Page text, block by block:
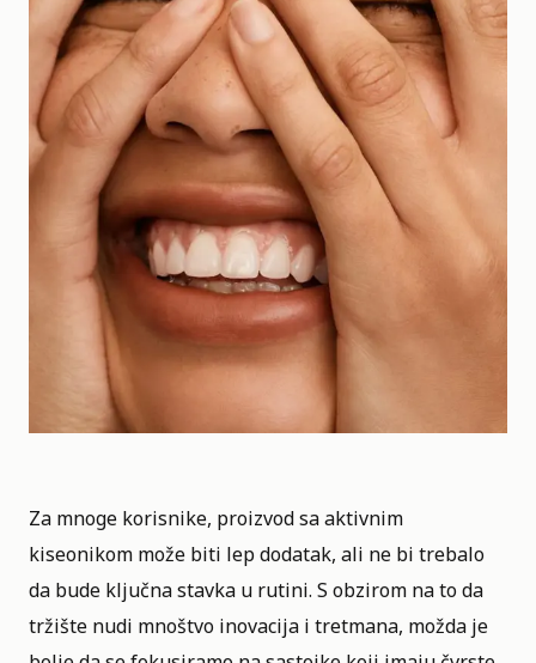
Za mnoge korisnike, proizvod sa aktivnim
kiseonikom može biti lep dodatak, ali ne bi trebalo
da bude ključna stavka u rutini. S obzirom na to da
tržište nudi mnoštvo inovacija i tretmana, možda je